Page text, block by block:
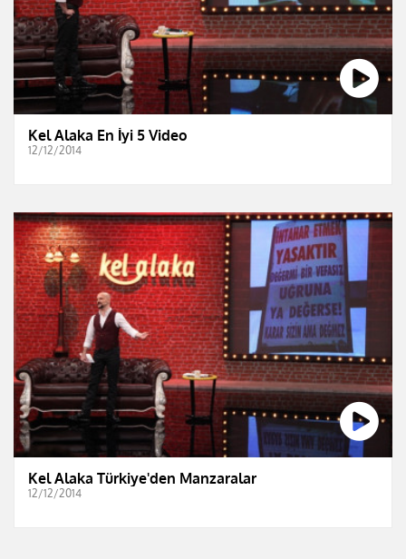
Kel Alaka En İyi 5 Video
12/12/2014
Kel Alaka Türkiye'den Manzaralar
12/12/2014